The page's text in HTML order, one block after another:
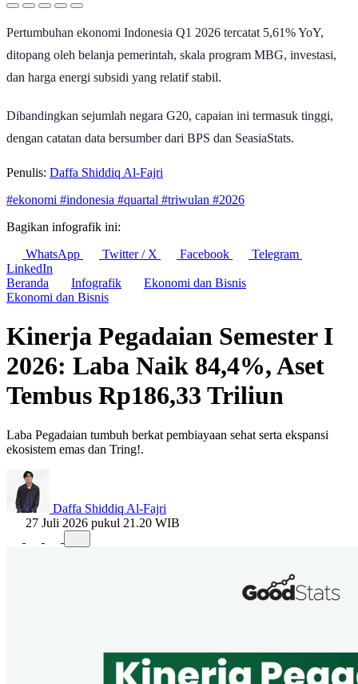
Pertumbuhan ekonomi Indonesia Q1 2026 tercatat 5,61% YoY,
ditopang oleh belanja pemerintah, skala program MBG, investasi,
dan harga energi subsidi yang relatif stabil.
Dibandingkan sejumlah negara G20, capaian ini termasuk tinggi,
dengan catatan data bersumber dari BPS dan SeasiaStats.
Penulis: Daffa Shiddiq Al-Fajri
#ekonomi #indonesia #quartal #triwulan #2026
Bagikan infografik ini:
WhatsApp
Twitter / X Facebook
Telegram
LinkedIn
Beranda
Infografik
Ekonomi dan Bisnis
Ekonomi dan Bisnis
Kinerja Pegadaian Semester I
2026: Laba Naik 84,4%, Aset
Tembus Rp186,33 Triliun
Laba Pegadaian tumbuh berkat pembiayaan sehat serta ekspansi
ekosistem emas dan Tring!.
Daffa Shiddiq Al-Fajri
27 Juli 2026 pukul 21.20 WIB